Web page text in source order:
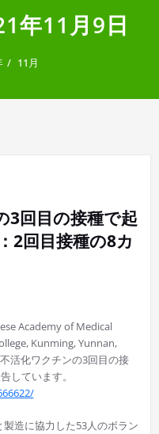
年11月9日
11月
3回目の接種で起
2回目接種の8カ
Academy of Medical
Kunming, Yunnan,
活化ワクチンの3回目の接
しています。
製造に協力した53人のボラン